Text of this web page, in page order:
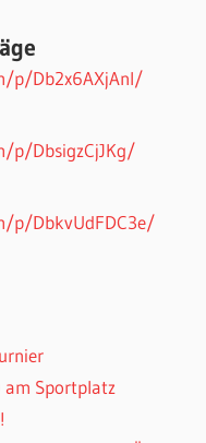
am Sportplatz